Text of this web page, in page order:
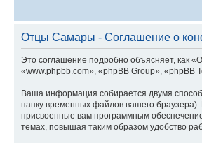
Отцы Самары - Соглашение о
Это соглашение подробно объясняет, как
«www.phpbb.com», «phpBB Group»,
Ваша информация собирается двумя
папку временных файлов вашего
присвоенные вам программным
темах, повышая таким образом удобство